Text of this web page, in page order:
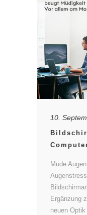
10.
Müde
Ergänzung
neuen